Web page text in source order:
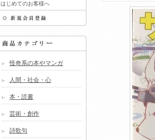
はじめてのお客様へ
怪奇系の本やマンガ
人間・社会・心
本・読書
芸術・創作
詩歌句